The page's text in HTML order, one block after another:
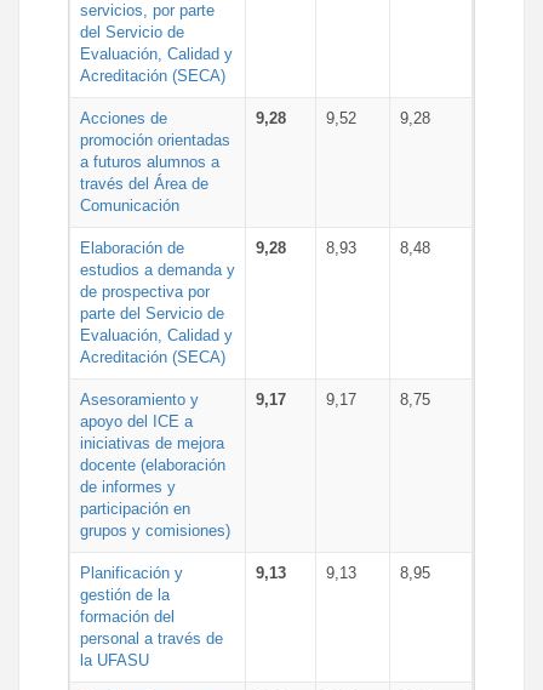
servicios, por parte
del Servicio de
Evaluación, Calidad y
Acreditación (SECA)
Acciones de
promoción orientadas
a futuros alumnos a
través del Área de
Comunicación
9,28 9,52 9,28
Elaboración de
estudios a demanda y
de prospectiva por
parte del Servicio de
Evaluación, Calidad y
Acreditación (SECA)
9,28 8,93 8,48
Asesoramiento y
apoyo del ICE a
iniciativas de mejora
docente (elaboración
de informes y
participación en
grupos y comisiones)
9,17 9,17 8,75
Planificación y
gestión de la
formación del
personal a través de
la UFASU
9,13 9,13 8,95